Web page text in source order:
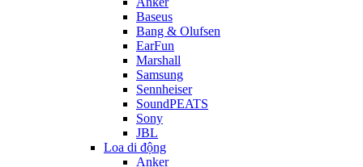
Baseus
Bang & Olufsen
EarFun
Marshall
Samsung
Sennheiser
SoundPEATS
Sony
JBL
Loa di động
Anker